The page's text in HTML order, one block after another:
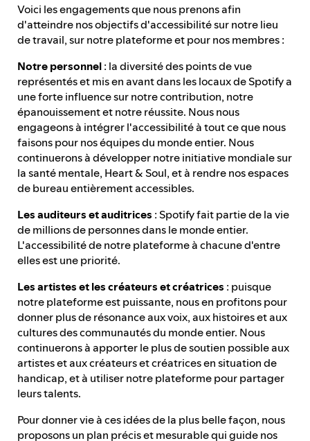
Voici les engagements que nous prenons afin
d'atteindre nos objectifs d'accessibilité sur notre lieu
de travail, sur notre plateforme et pour nos membres :
Notre personnel: la diversité des points de vue
représentés et mis en avant dans les locaux de Spotify a
une forte influence sur notre contribution, notre
épanouissement et notre réussite. Nous nous
engageons à intégrer l'accessibilité à tout ce que nous
faisons pour nos équipes du monde entier. Nous
continuerons à développer notre initiative mondiale sur
la santé mentale, Heart & Soul, et à rendre nos espaces
de bureau entièrement accessibles.
Les auditeurs et auditrices : Spotify fait partie de la vie
de millions de personnes dans le monde entier.
L'accessibilité de notre plateforme à chacune d'entre
elles est une priorité.
Les artistes et les créateurs et créatrices : puisque
notre plateforme est puissante, nous en profitons pour
donner plus de résonance aux voix, aux histoires et aux
cultures des communautés du monde entier. Nous
continuerons à apporter le plus de soutien possible aux
artistes et aux créateurs et créatrices en situation de
handicap, et à utiliser notre plateforme pour partager
leurs talents.
Pour donner vie à ces idées de la plus belle façon, nous
proposons un plan précis et mesurable qui guide nos